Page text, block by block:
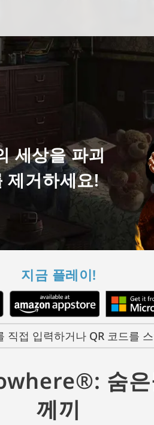
세상을 파괴
제거하세요!
지금 플레이!
직접 입력하거나 QR 코드를
숨은
께끼